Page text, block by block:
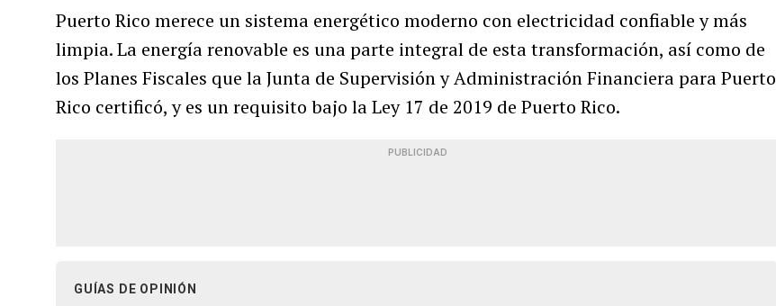
Puerto Rico merece un sistema energético moderno con electricidad confiable y más
limpia. La energía renovable es una parte integral de esta transformación, así como de
los Planes Fiscales que la Junta de Supervisión y Administración Financiera para Puerto
Rico certificó, y es un requisito bajo la Ley 17 de 2019 de Puerto Rico.
PUBLICIDAD
GUÍAS DE OPINIÓN